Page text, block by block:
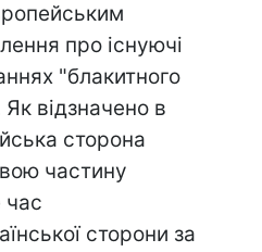
про існуючі
"блакитного
відзначено в
сторона
частину
час
сторони за